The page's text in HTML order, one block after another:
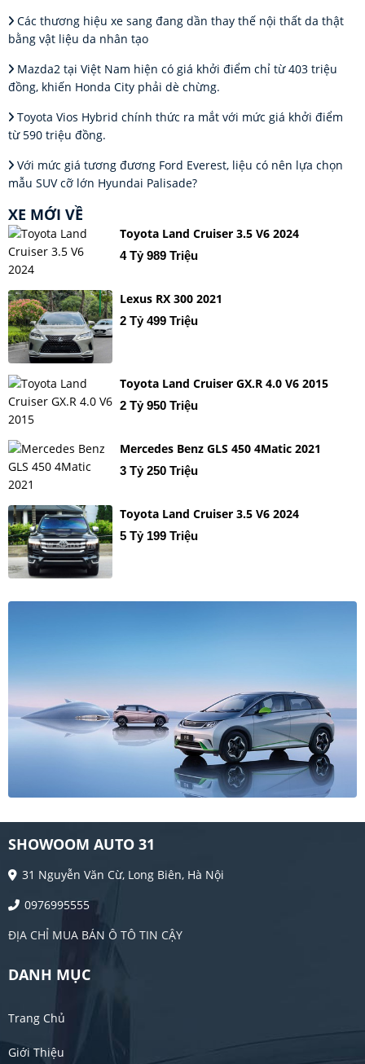
Các thương hiệu xe sang đang dần thay thế nội thất da thật
bằng vật liệu da nhân tạo
Mazda2 tại Việt Nam hiện có giá khởi điểm chỉ từ 403 triệu
đồng, khiến Honda City phải dè chừng.
Toyota Vios Hybrid chính thức ra mắt với mức giá khởi điểm
từ 590 triệu đồng.
Với mức giá tương đương Ford Everest, liệu có nên lựa chọn
mẫu SUV cỡ lớn Hyundai Palisade?
XE MỚI VỀ
Toyota Land Cruiser 3.5 V6 2024
4 Tỷ 989 Triệu
Lexus RX 300 2021
2 Tỷ 499 Triệu
Toyota Land Cruiser GX.R 4.0 V6 2015
2 Tỷ 950 Triệu
Mercedes Benz GLS 450 4Matic 2021
3 Tỷ 250 Triệu
Toyota Land Cruiser 3.5 V6 2024
5 Tỷ 199 Triệu
SHOWOOM AUTO 31
31 Nguyễn Văn Cừ, Long Biên, Hà Nội
0976995555
ĐỊA CHỈ MUA BÁN Ô TÔ TIN CẬY
DANH MỤC
Trang Chủ
Giới Thiệu